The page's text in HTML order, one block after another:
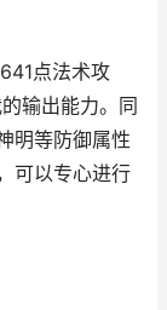
点法术攻
输出能力。同
明等防御属性
可以专心进行